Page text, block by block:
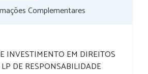
Complementares
INVESTIMENTO EM DIREITOS
DE RESPONSABILIDADE